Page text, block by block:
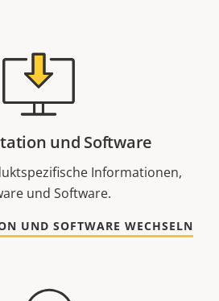
und Software
Informationen,
und Software.
UND SOFTWARE WECHSELN